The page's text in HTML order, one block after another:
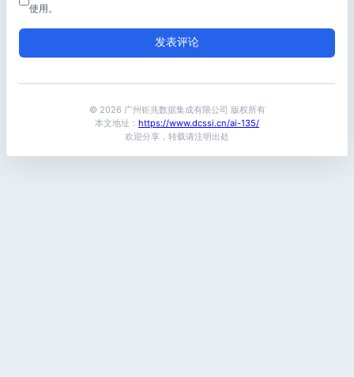
使用。
© 2026 广州钜兆数据集成有限公司 版权所有
本文地址： https://www.dcssi.cn/ai-135/
欢迎分享，转载请注明出处